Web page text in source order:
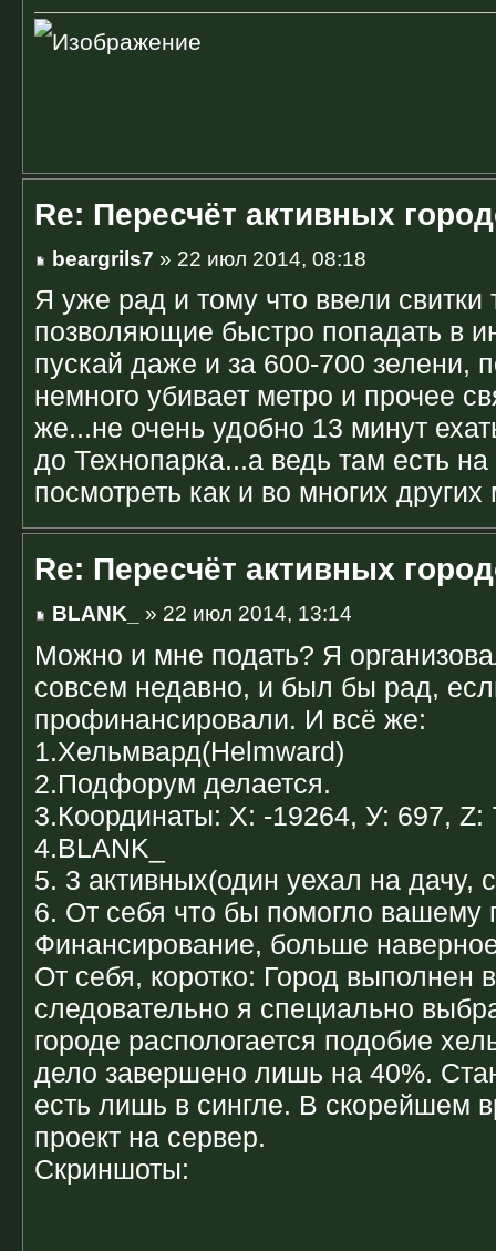
Re: Пересчёт активных
beargrils7 » 22 июл 2014, 08:18
Я уже рад и тому что ввели свитки
позволяющие быстро попадать в
пускай даже и за 600-700 зелени,
немного убивает метро и прочее
же...не очень удобно 13 минут
до Технопарка...а ведь там есть
посмотреть как и во многих
Re: Пересчёт активных
BLANK_ » 22 июл 2014, 13:14
Можно и мне подать? Я
совсем недавно, и был бы рад,
профинансировали. И всё же:
1.Хельмвард(Helmward)
2.Подфорум делается.
3.Координаты: Х: -19264, У: 697, Z:
4.BLANK_
5. 3 активных(один уехал на дачу,
6. От себя что бы помогло вашему
Финансирование, больше
От себя, коротко: Город выполнен
следовательно я специально
городе распологается подобие
дело завершено лишь на 40%.
есть лишь в сингле. В скорейшем
проект на сервер.
Скриншоты: